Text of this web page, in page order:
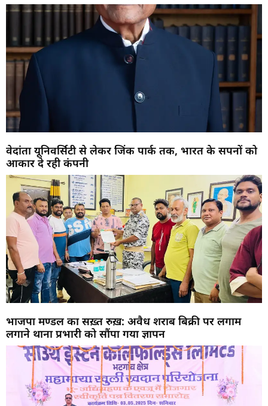
वेदांता यूनिवर्सिटी से लेकर जिंक पार्क तक, भारत के सपनों को
आकार दे रही कंपनी
भाजपा मण्डल का सख़्त रुख़: अवैध शराब बिक्री पर लगाम
लगाने थाना प्रभारी को सौंपा गया ज्ञापन